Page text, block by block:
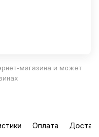
магазина и может
Оплата